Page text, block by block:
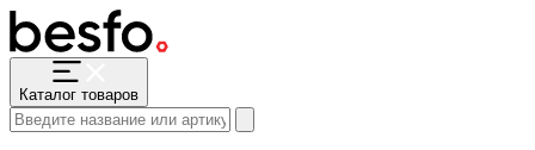
Каталог товаров